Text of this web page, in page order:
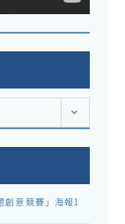
創意競賽」海報1